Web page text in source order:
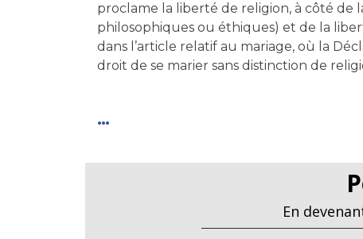
proclame la liberté de religion, à côté de
philosophiques ou éthiques) et de la
dans l’article relatif au mariage, où la
droit de se marier sans distinction de
…
En